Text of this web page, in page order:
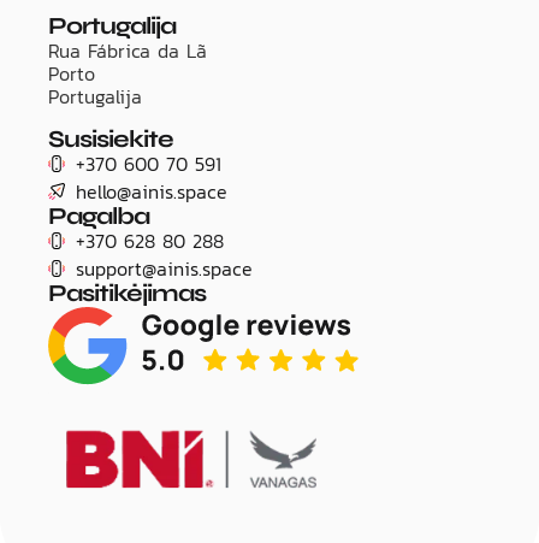
Portugalija
Rua Fábrica da Lã
Porto
Portugalija
Susisiekite
+370 600 70 591
hello@ainis.space
Pagalba
+370 628 80 288
support@ainis.space
Pasitikėjimas